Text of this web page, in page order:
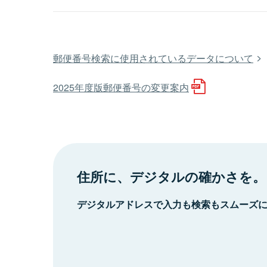
郵便番号検索に使用されているデータについて
2025年度版郵便番号の変更案内
住所に、デジタルの確かさを。
デジタルアドレスで入力も検索もスムーズ